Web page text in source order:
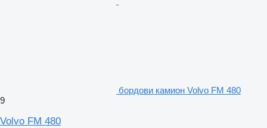
бордови камион Volvo FM 480
9
Volvo FM 480